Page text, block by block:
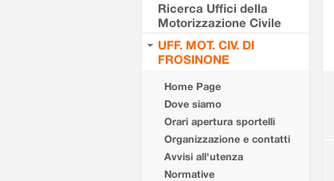
Ricerca Uffici della
Motorizzazione Civile
UFF. MOT. CIV. DI
FROSINONE
Home Page
Dove siamo
Orari apertura sportelli
Organizzazione e contatti
Avvisi all'utenza
Normative